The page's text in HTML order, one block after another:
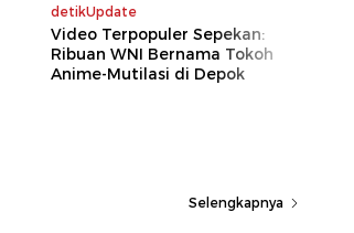
detikUpdate
Video Terpopuler Sepekan:
Ribuan WNI Bernama Tokoh
Anime-Mutilasi di Depok
Selengkapnya